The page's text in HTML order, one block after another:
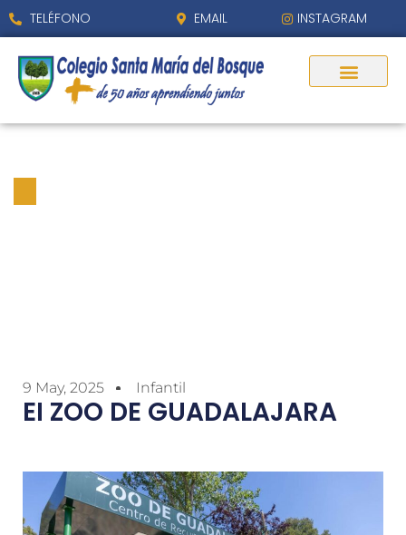
TELÉFONO EMAIL INSTAGRAM
9 May, 2025 Infantil
EI ZOO DE GUADALAJARA